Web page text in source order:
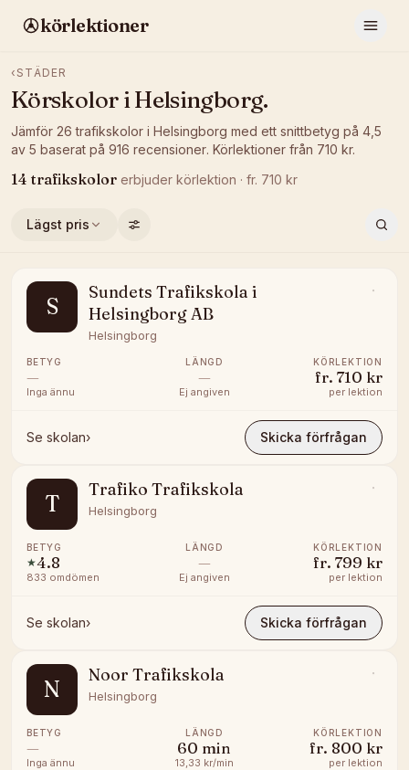
körlektioner
‹ STÄDER
Körskolor iHelsingborg.
Jämför 26 trafikskolor i Helsingborg med ett snittbetyg på 4,5
av 5 baserat på 916 recensioner. Körlektioner från 710 kr.
14 trafikskolor erbjuder körlektion · fr. 710 kr
Lägst pris
S
Sundets Trafikskola i
Helsingborg AB
Helsingborg
BETYG
—
Inga ännu
LÄNGD
—
Ej angiven
KÖRLEKTION
fr. 710 kr
per lektion
Se skolan› Skicka förfrågan
T
Trafiko Trafikskola
Helsingborg
BETYG
★4.8
833 omdömen
LÄNGD
—
Ej angiven
KÖRLEKTION
fr. 799 kr
per lektion
Se skolan› Skicka förfrågan
N
Noor Trafikskola
Helsingborg
BETYG
—
Inga ännu
LÄNGD
60 min
13,33 kr/min
KÖRLEKTION
fr. 800 kr
per lektion